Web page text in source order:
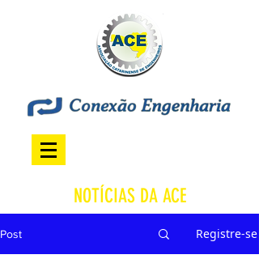
NOTÍCIAS DA ACE
Post Registre-se